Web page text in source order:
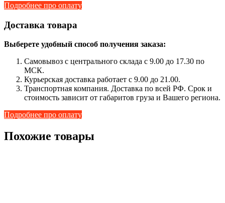
Подробнее про оплату
Доставка товара
Выберете удобный способ получения заказа:
Самовывоз с центрального склада с 9.00 до 17.30 по
МСК.
Курьерская доставка работает с 9.00 до 21.00.
Транспортная компания. Доставка по всей РФ. Срок и
стоимость зависит от габаритов груза и Вашего региона.
Подробнее про оплату
Похожие товары